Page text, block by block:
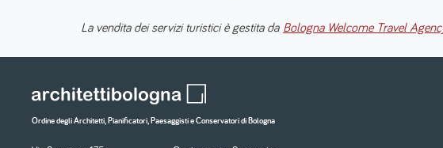
La vendita dei servizi turistici è gestita da Bologna Welcome Travel
Ordine degli Architetti, Pianificatori, Paesaggisti e Conservatori di Bologna